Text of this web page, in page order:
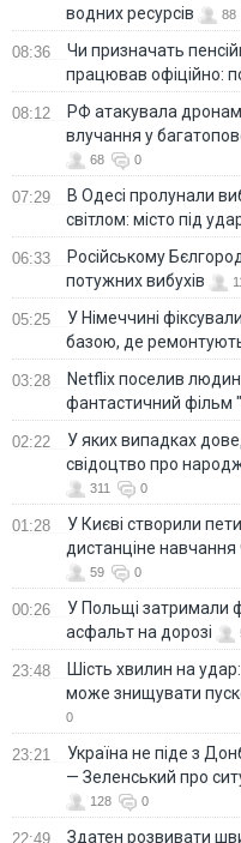
водних ресурсів
88
08:36
Чи призначать
працював офіційно:
08:12
РФ атакувала
влучання у
68 0
07:29
В Одесі пролунали
світлом: місто під
06:33
Російському
потужних вибухів
05:25
У Німеччині
базою, де
03:28
Netflix поселив
фантастичний фільм
02:22
У яких випадках
свідоцтво про
311 0
01:28
У Києві створили
дистанціне навчання
59 0
00:26
У Польщі затримали
асфальт на дорозі
23:48
Шість хвилин на
може знищувати
0
23:21
Україна не піде з
— Зеленський про
128 0
22:49 Здатен розвивати